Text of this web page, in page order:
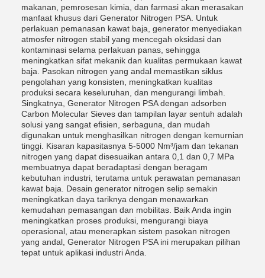
makanan, pemrosesan kimia, dan farmasi akan merasakan
manfaat khusus dari Generator Nitrogen PSA. Untuk
perlakuan pemanasan kawat baja, generator menyediakan
atmosfer nitrogen stabil yang mencegah oksidasi dan
kontaminasi selama perlakuan panas, sehingga
meningkatkan sifat mekanik dan kualitas permukaan kawat
baja. Pasokan nitrogen yang andal memastikan siklus
pengolahan yang konsisten, meningkatkan kualitas
produksi secara keseluruhan, dan mengurangi limbah.
Singkatnya, Generator Nitrogen PSA dengan adsorben
Carbon Molecular Sieves dan tampilan layar sentuh adalah
solusi yang sangat efisien, serbaguna, dan mudah
digunakan untuk menghasilkan nitrogen dengan kemurnian
tinggi. Kisaran kapasitasnya 5-5000 Nm³/jam dan tekanan
nitrogen yang dapat disesuaikan antara 0,1 dan 0,7 MPa
membuatnya dapat beradaptasi dengan beragam
kebutuhan industri, terutama untuk perawatan pemanasan
kawat baja. Desain generator nitrogen selip semakin
meningkatkan daya tariknya dengan menawarkan
kemudahan pemasangan dan mobilitas. Baik Anda ingin
meningkatkan proses produksi, mengurangi biaya
operasional, atau menerapkan sistem pasokan nitrogen
yang andal, Generator Nitrogen PSA ini merupakan pilihan
tepat untuk aplikasi industri Anda.